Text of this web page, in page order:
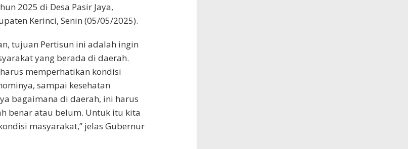
2025 di Desa Pasir Jaya,
Kerinci, Senin (05/05/2025).
tujuan Pertisun ini adalah ingin
yang berada di daerah.
memperhatikan kondisi
sampai kesehatan
bagaimana di daerah, ini harus
benar atau belum. Untuk itu kita
masyarakat,” jelas Gubernur